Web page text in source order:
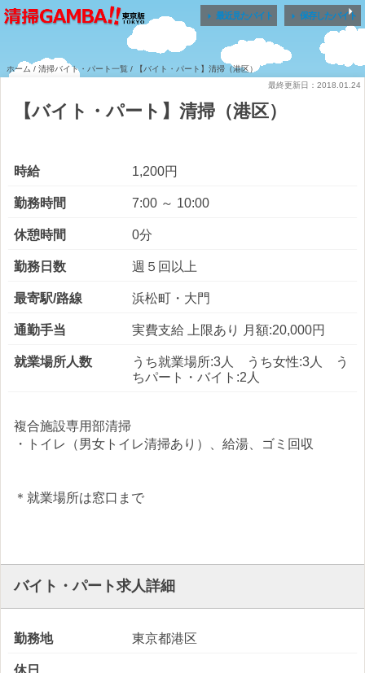
 最近見たバイト  保存したバイト
ホーム / 清掃バイト・パート一覧 / 【バイト・パート】清掃（港区）
最終更新日：2018.01.24
【バイト・パート】清掃（港区）
時給 1,200円
勤務時間 7:00 ～ 10:00
休憩時間 0分
勤務日数 週５回以上
最寄駅/路線 浜松町・大門
通勤手当 実費支給 上限あり 月額:20,000円
就業場所人数
うち就業場所:3人 うち女性:3人 う
ちパート・バイト:2人
複合施設専用部清掃
・トイレ（男女トイレ清掃あり）、給湯、ゴミ回収
＊就業場所は窓口まで
バイト・パート求人詳細
勤務地 東京都港区
休日